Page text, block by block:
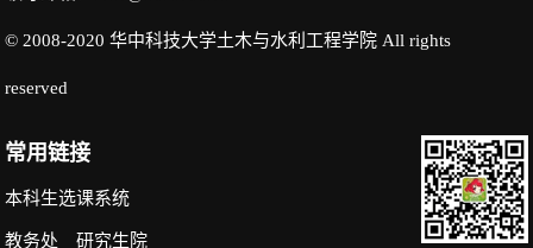
© 2008-2020 华中科技大学土木与水利工程学院 All rights
reserved
常用链接
本科生选课系统
教务处 研究生院